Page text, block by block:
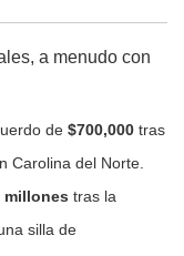
a menudo con
de $700,000 tras
Carolina del Norte.
millones tras la
silla de